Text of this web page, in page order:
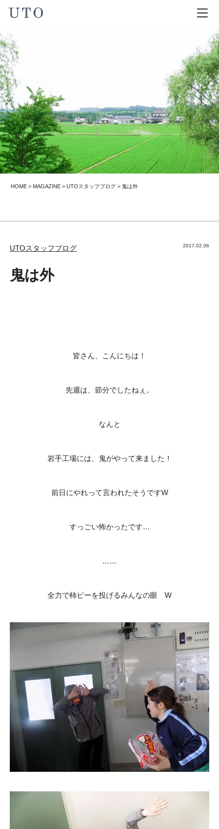
HOME > MAGAZINE >UTOスタッフブログ > 鬼は外
2017.02.06
UTOスタッフブログ
鬼は外
皆さん、こんにちは！
先週は、節分でしたねぇ。
なんと
岩手工場には、鬼がやって来ました！
前日にやれって言われたそうですW
すっごい怖かったです…
……
全力で柿ピーを投げるみんなの眼 W